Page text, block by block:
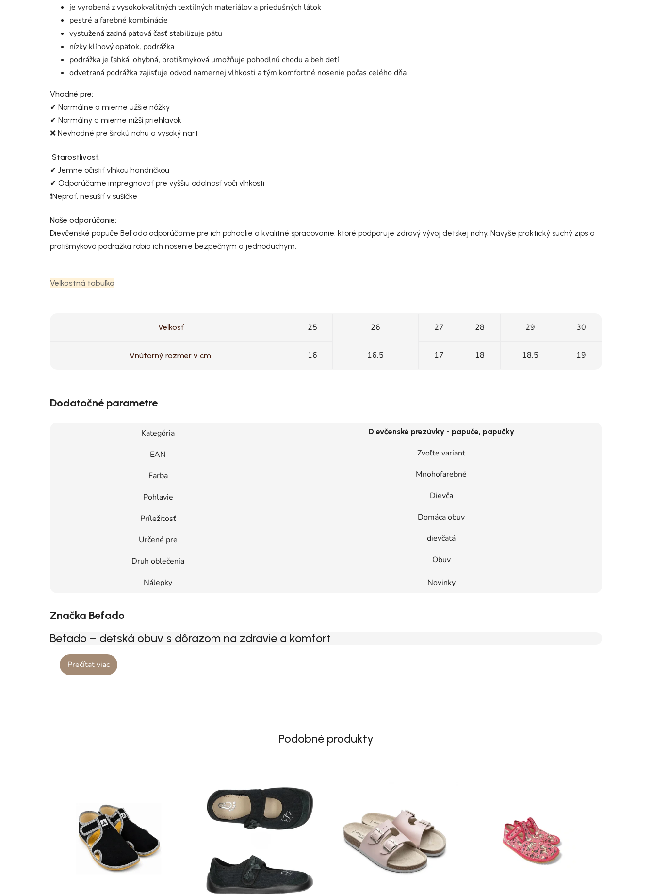
je vyrobená z vysokokvalitných textilných materiálov a priedušných látok
pestré a farebné kombinácie
vystužená zadná pätová časť stabilizuje pätu
nízky klínový opätok, podrážka
podrážka je ľahká, ohybná, protišmyková umožňuje pohodlnú chodu a beh detí
odvetraná podrážka zajisťuje odvod namernej vlhkosti a tým komfortné nosenie počas celého dňa
Vhodné pre:
✔ Normálne a mierne užšie nôžky
✔ Normálny a mierne nižší priehlavok
❌ Nevhodné pre širokú nohu a vysoký nart
Starostlivosť:
✔ Jemne očistiť vlhkou handričkou
✔ Odporúčame impregnovať pre vyššiu odolnosť voči vlhkosti
❗Neprať, nesušiť v sušičke
Naše odporúčanie:
Dievčenské papuče Befado odporúčame pre ich pohodlie a kvalitné spracovanie, ktoré podporuje zdravý vývoj detskej nohy. Navyše praktický suchý zips a
protišmyková podrážka robia ich nosenie bezpečným a jednoduchým.
Veľkostná tabuľka
Veľkosť 25 26 27 28 29 30
Vnútorný rozmer v cm 16 16,5 17 18 18,5 19
Dodatočné parametre
Kategória Dievčenské prezúvky - papuče, papučky
EAN Zvoľte variant
Farba Mnohofarebné
Pohlavie Dievča
Príležitosť Domáca obuv
Určené pre dievčatá
Druh oblečenia Obuv
Nálepky Novinky
Značka Befado
Befado – detská obuv s dôrazom na zdravie a komfort
Prečítať viac
Podobné produkty